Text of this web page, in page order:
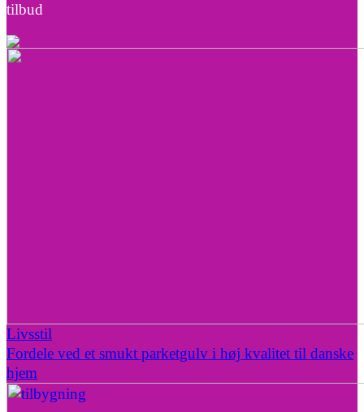
tilbud
Livsstil
Fordele ved et smukt parketgulv i høj kvalitet til danske
hjem